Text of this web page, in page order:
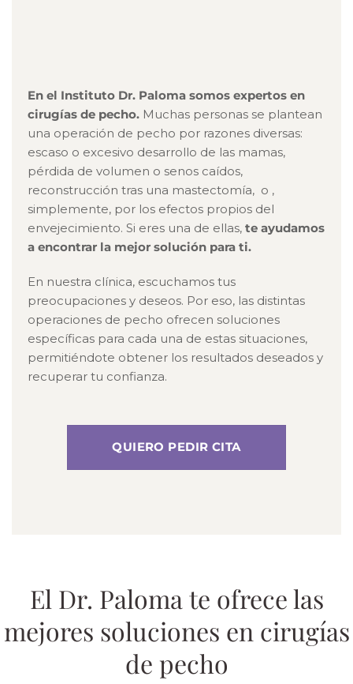
En el Instituto Dr. Paloma somos expertos en
cirugías de pecho. Muchas personas se plantean
una operación de pecho por razones diversas:
escaso o excesivo desarrollo de las mamas,
pérdida de volumen o senos caídos,
reconstrucción tras una mastectomía, o ,
simplemente, por los efectos propios del
envejecimiento. Si eres una de ellas, te ayudamos
a encontrar la mejor solución para ti.
En nuestra clínica, escuchamos tus
preocupaciones y deseos. Por eso, las distintas
operaciones de pecho ofrecen soluciones
específicas para cada una de estas situaciones,
permitiéndote obtener los resultados deseados y
recuperar tu confianza.
QUIERO PEDIR CITA
El Dr. Paloma te ofrece las
mejores soluciones en cirugías
de pecho